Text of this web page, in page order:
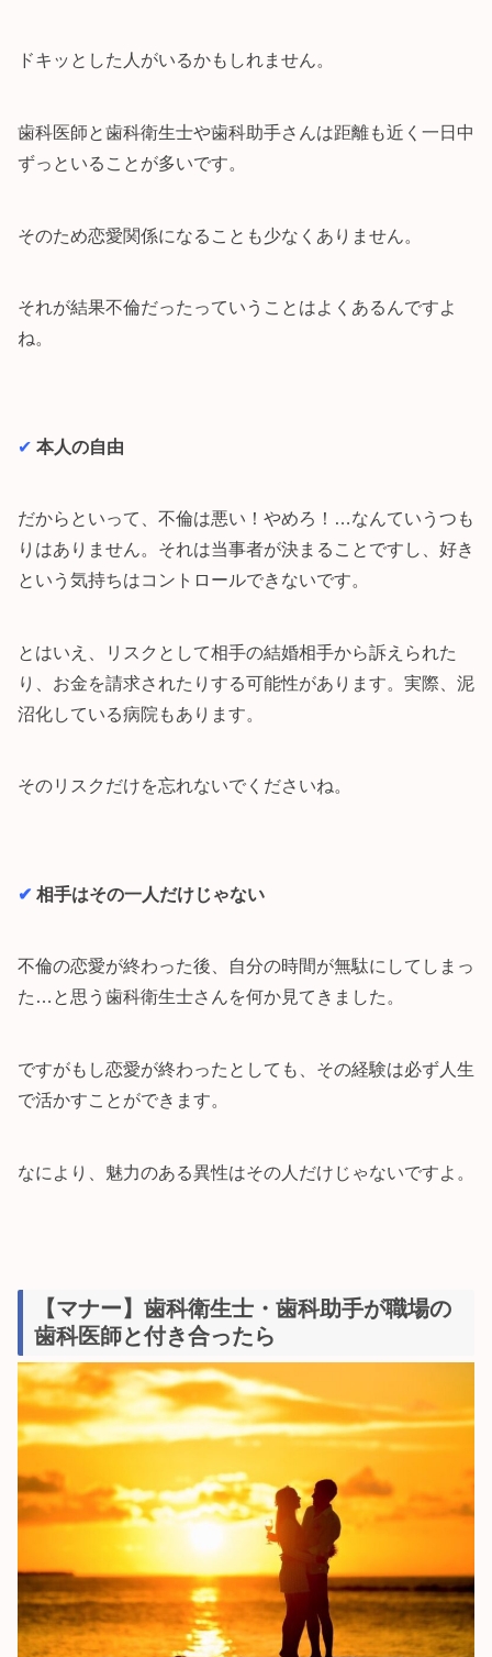
ドキッとした人がいるかもしれません。
歯科医師と歯科衛生士や歯科助手さんは距離も近く一日中
ずっといることが多いです。
そのため恋愛関係になることも少なくありません。
それが結果不倫だったっていうことはよくあるんですよ
ね。
✔︎ 本人の自由
だからといって、不倫は悪い！やめろ！…なんていうつも
りはありません。それは当事者が決まることですし、好き
という気持ちはコントロールできないです。
とはいえ、リスクとして相手の結婚相手から訴えられた
り、お金を請求されたりする可能性があります。実際、泥
沼化している病院もあります。
そのリスクだけを忘れないでくださいね。
✔︎ 相手はその一人だけじゃない
不倫の恋愛が終わった後、自分の時間が無駄にしてしまっ
た…と思う歯科衛生士さんを何か見てきました。
ですがもし恋愛が終わったとしても、その経験は必ず人生
で活かすことができます。
なにより、魅力のある異性はその人だけじゃないですよ。
【マナー】歯科衛生士・歯科助手が職場の
歯科医師と付き合ったら